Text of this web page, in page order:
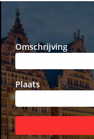
Omschrijving
Plaats